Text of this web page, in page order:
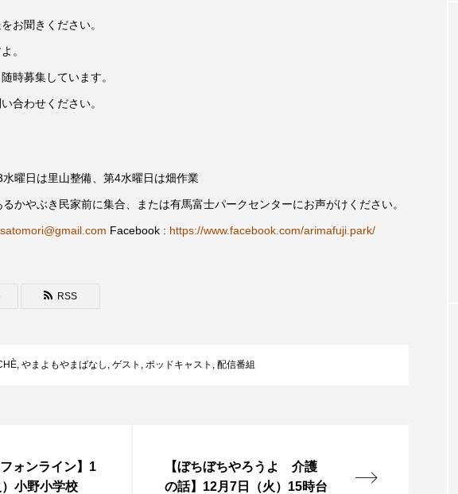
・キングス
部屋
ブックス
ャステイン ジェシー・バックリー
キップ ジョディ・フォスター ジョージア スイス スイス映画
・キング
ミキエレット チャイルド・フィルム
ニーナ・イエ ノルウェー映画 ハサン・ハーディ
お聞きください。
。
時募集しています。
合わせください。
曜日は里山整備、第4水曜日は畑作業
かやぶき民家前に集合、または有馬富士パークセンターにお声がけください。
Facebook : https://www.facebook.com/arimafuji.park/
RSS
やまよもやまばなし ゲスト ポッドキャスト 配信番組
フォンライン】1
小野小学校
【ぼちぼちやろうよ 介護
の話】12月7日（火）15時台